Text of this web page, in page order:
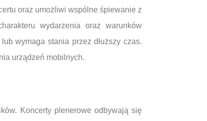
oraz umożliwi wspólne śpiewanie z
wydarzenia oraz warunków
wymaga stania przez dłuższy czas.
urządzeń mobilnych.
Koncerty plenerowe odbywają się